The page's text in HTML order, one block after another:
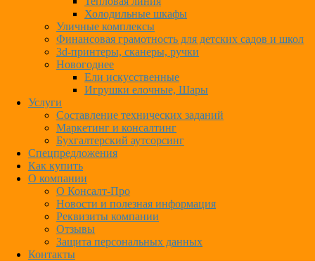
Холодильные шкафы
Уличные комплексы
Финансовая грамотность для детских садов и школ
3d-принтеры, сканеры, ручки
Новогоднее
Ели искусственные
Игрушки елочные, Шары
Услуги
Составление технических заданий
Маркетинг и консалтинг
Бухгалтерский аутсорсинг
Спецпредложения
Как купить
О компании
О Консалт-Про
Новости и полезная информация
Реквизиты компании
Отзывы
Защита персональных данных
Контакты